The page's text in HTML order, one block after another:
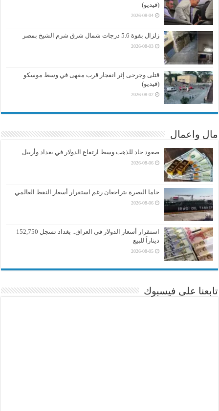
(فيديو)
2026-08-04
زلزال بقوة 5.6 درجات شمال شرق شرم الشيخ بمصر
2026-08-03
قتلى وجرحى إثر انفجار قرب مقهى في وسط موسكو
(فيديو)
2026-08-02
مال واعمال
صعود حاد للذهب وسط ارتفاع الدولار في بغداد وأربيل
2026-08-06
خاما البصرة يتراجعان رغم استقرار أسعار النفط العالمي
2026-08-06
استقرار أسعار الدولار في العراق.. بغداد تسجل 152,750
ديناراً للبيع
2026-08-05
تابعنا على فيسبوك